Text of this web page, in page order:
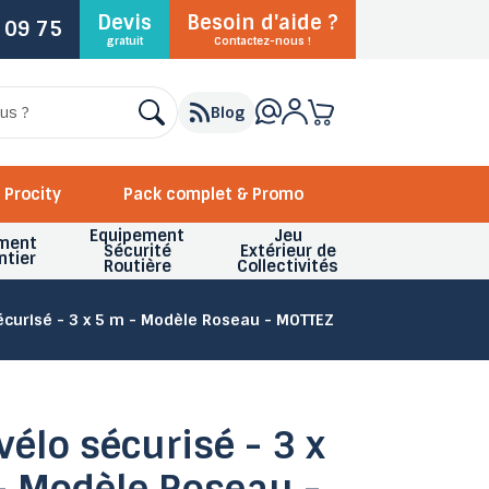
75 Devis
gratuit
Besoin d'aide ?
Contactez-nous !
Blog
Procity Pack complet & Promo
Equipement
Sécurité
Routière
Jeu
Extérieur de
Collectivités
- 3 x 5 m - Modèle Roseau - MOTTEZ
sécurisé - 3 x